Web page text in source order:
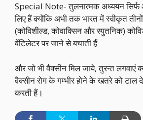
Special Note- तुलनात्मक अध्ययन सिर्फ
लिए हैं क्योंकि अभी तक भारत में स्वीकृत
(कोविशील्ड, कोवाक्सिन और स्पुतनिक)
वेंटिलेटर पर जाने से बचाती हैं
और जो भी वैक्सीन मिल जाये, तुरन्त लगवाएं
वैक्सीन रोग के गम्भीर होने के खतरे को टाल
करती हैं।